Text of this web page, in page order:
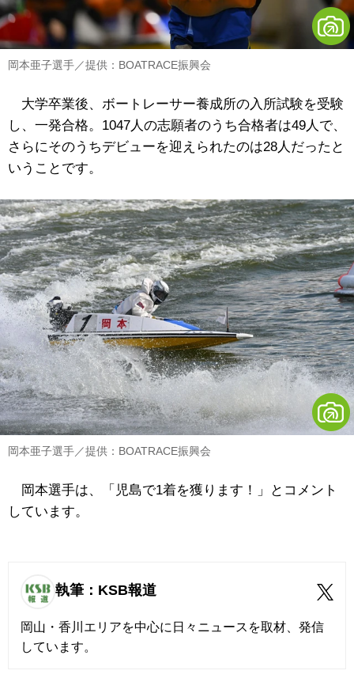
岡本亜子選手／提供：BOATRACE振興会
大学卒業後、ボートレーサー養成所の入所試験を受験
し、一発合格。1047人の志願者のうち合格者は49人で、
さらにそのうちデビューを迎えられたのは28人だったと
いうことです。
岡本亜子選手／提供：BOATRACE振興会
岡本選手は、「児島で1着を獲ります！」とコメント
しています。
執筆：KSB報道
岡山・香川エリアを中心に日々ニュースを取材、発信
しています。